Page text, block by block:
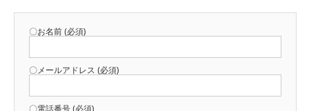
〇お名前 (必須)
〇メールアドレス (必須)
〇電話番号 (必須)